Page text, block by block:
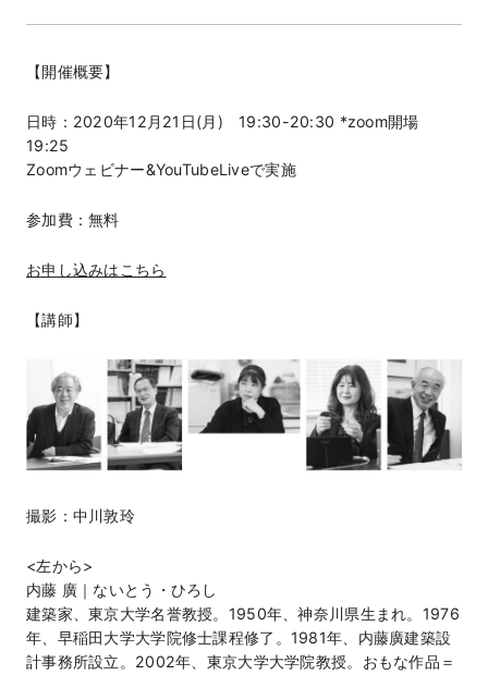
【開催概要】
日時：2020年12月21日(月) 19:30-20:30 *zoom開場
19:25
Zoomウェビナー&YouTubeLiveで実施
参加費：無料
お申し込みはこちら
【講師】
撮影：中川敦玲
<左から>
内藤 廣｜ないとう・ひろし
建築家、東京大学名誉教授。1950年、神奈川県生まれ。1976
年、早稲田大学大学院修士課程修了。1981年、内藤廣建築設
計事務所設立。2002年、東京大学大学院教授。おもな作品＝